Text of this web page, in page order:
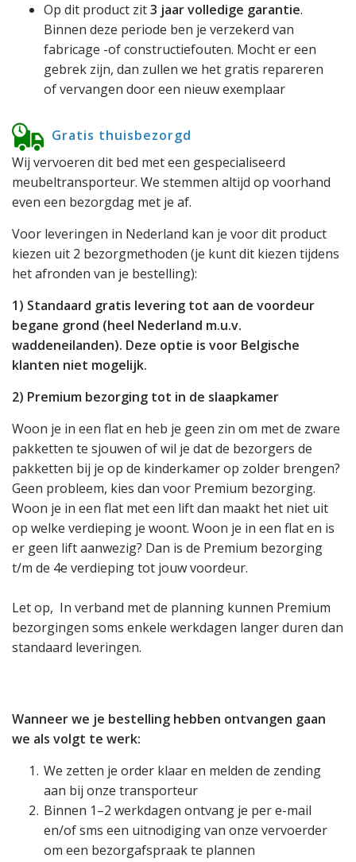
Op dit product zit3 jaar volledige garantie.
Binnen deze periode ben je verzekerd van
fabricage -of constructiefouten. Mocht er een
gebrek zijn, dan zullen we het gratis repareren
of vervangen door een nieuw exemplaar
Gratis thuisbezorgd
Wij vervoeren dit bed met een gespecialiseerd
meubeltransporteur. We stemmen altijd op voorhand
even een bezorgdag met je af.
Voor leveringen in Nederland kan je voor dit product
kiezen uit 2 bezorgmethoden (je kunt dit kiezen tijdens
het afronden van je bestelling):
1) Standaard gratis levering tot aan de voordeur
begane grond (heel Nederland m.u.v.
waddeneilanden). Deze optie is voor Belgische
klanten niet mogelijk.
2) Premium bezorging tot in de slaapkamer
Woon je in een flat en heb je geen zin om met de zware
pakketten te sjouwen of wil je dat de bezorgers de
pakketten bij je op de kinderkamer op zolder brengen?
Geen probleem, kies dan voor Premium bezorging.
Woon je in een flat met een lift dan maakt het niet uit
op welke verdieping je woont. Woon je in een flat en is
er geen lift aanwezig? Dan is de Premium bezorging
t/m de 4e verdieping tot jouw voordeur.
Let op, In verband met de planning kunnen Premium
bezorgingen soms enkele werkdagen langer duren dan
standaard leveringen.
Wanneer we je bestelling hebben ontvangen gaan
we als volgt te werk:
We zetten je order klaar en melden de zending
aan bij onze transporteur
Binnen 1–2 werkdagen ontvang je per e-mail
en/of sms een uitnodiging van onze vervoerder
om een bezorgafspraak te plannen